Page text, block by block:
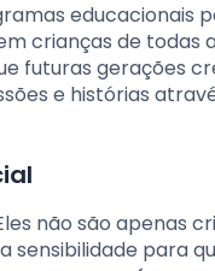
educacionais
crianças de todas
futuras gerações
e histórias
não são apenas
para